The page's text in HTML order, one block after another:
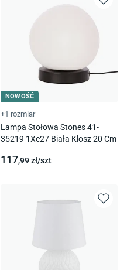
NOWOŚĆ
+1 rozmiar
Lampa Stołowa Stones 41-
35219 1Xe27 Biała Klosz 20 Cm
117,99zł/szt